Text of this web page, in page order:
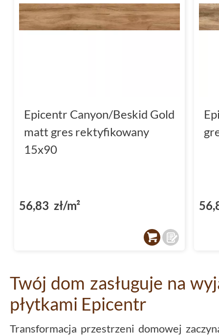
Epicentr Canyon/Beskid Gold
matt gres rektyfikowany
15x90
56,83 zł/m²
Twój dom zasługuje na
płytkami Epicentr
Transformacja przestrzeni domowej